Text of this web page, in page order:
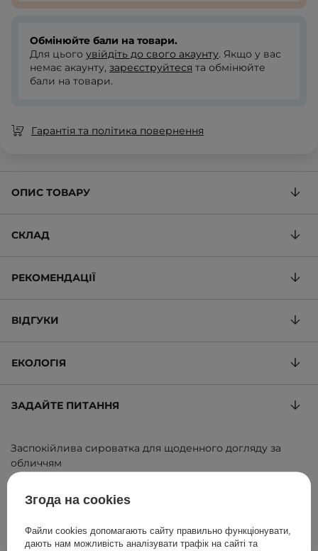
Обмінюйте бали на товари.
Для цього увійдіть до свого акаунту. Якщо у вас
немає акаунту, зареєструйтеся та обмінюйте
бали на товари.
Гарантія та політика повернення
ОПИС ТОВАРУ
СКЛАД
РЕКОМЕНДАЦІЇ
ВІДГУКИ
ЕКОЛОГІЯ
ЗАДАЙТЕ ПИТАННЯ
Заспокійлива сироватка для щоденного догляду за
обличчям
ID товару: 12702
Згода на cookies
Файли cookies допомагають сайту правильно функціонувати,
дають нам можливість аналізувати трафік на сайті та